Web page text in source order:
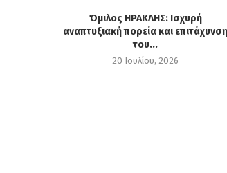
Όμιλος ΗΡΑΚΛΗΣ: Ισχυρή
αναπτυξιακή πορεία και επιτάχυνση
του...
20 Ιουλίου, 2026